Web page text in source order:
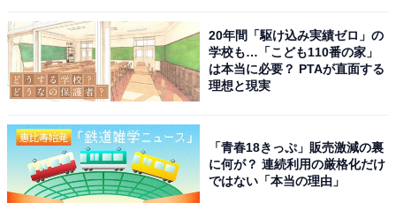
20年間「駆け込み実績ゼロ」の
学校も…「こども110番の家」
は本当に必要？ PTAが直面する
理想と現実
「青春18きっぷ」販売激減の裏
に何が？ 連続利用の厳格化だけ
ではない「本当の理由」